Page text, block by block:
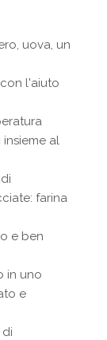
uova, un
l'aiuto
al
farina
e ben
in uno
e